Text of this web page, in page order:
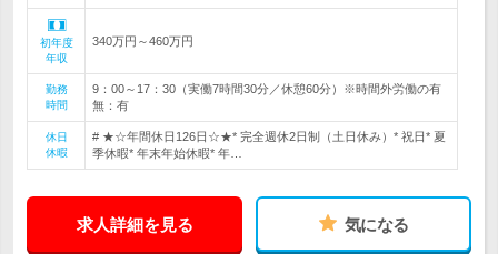
初年度
年収
340万円～460万円
勤務
時間
9：00～17：30（実働7時間30分／休憩60分）※時間外労働の有
無：有
休日
休暇
# ★☆年間休日126日☆★* 完全週休2日制（土日休み）* 祝日* 夏
季休暇* 年末年始休暇* 年…
求人詳細を見る 気になる